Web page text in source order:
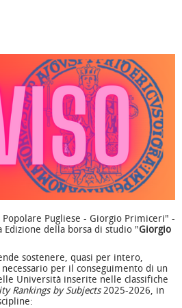
Popolare Pugliese - Giorgio Primiceri" -
Edizione della borsa di studio "Giorgio
sostenere, quasi per intero,
per il conseguimento di un
Università inserite nelle classifiche
Rankings by Subjects2025-2026, in